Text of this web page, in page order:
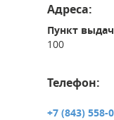
Адреса:
Пункт
100
Телефон:
+7 (843) 558-